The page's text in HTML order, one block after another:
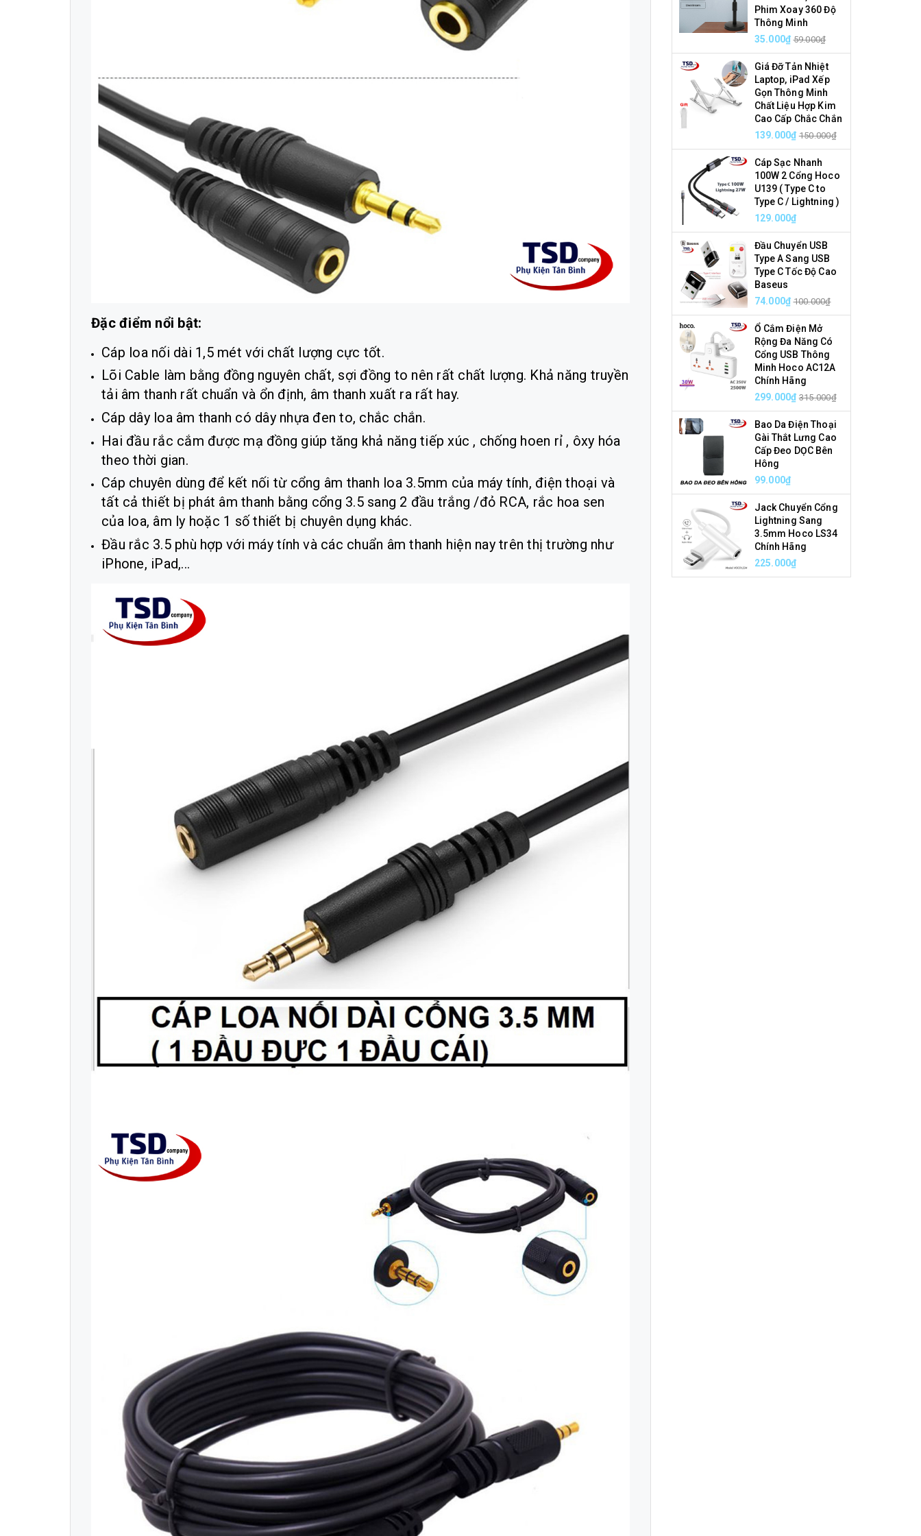
Đặc điểm nổi bật:
Cáp loa nối dài 1,5 mét với chất lượng cực tốt.
Lõi Cable làm bằng đồng nguyên chất, sợi đồng to nên rất chất lượng. Khả năng truyền
tải âm thanh rất chuẩn và ổn định, âm thanh xuất ra rất hay.
Cáp dây loa âm thanh có dây nhựa đen to, chắc chắn.
Hai đầu rắc cắm được mạ đồng giúp tăng khả năng tiếp xúc , chống hoen rỉ , ôxy hóa
theo thời gian.
Cáp chuyên dùng để kết nối từ cổng âm thanh loa 3.5mm của máy tính, điện thoại và
tất cả thiết bị phát âm thanh bằng cổng 3.5 sang 2 đầu trắng /đỏ RCA, rắc hoa sen
của loa, âm ly hoặc 1 số thiết bị chuyên dụng khác.
Đầu rắc 3.5 phù hợp với máy tính và các chuẩn âm thanh hiện nay trên thị trường như
iPhone, iPad,...
Phim Xoay 360 Độ
Thông Minh
35.000₫ 59.000₫
Giá Đỡ Tản Nhiệt
Laptop, iPad Xếp
Gọn Thông Minh
Chất Liệu Hợp Kim
Cao Cấp Chắc Chắn
139.000₫ 150.000₫
Cáp Sạc Nhanh
100W 2 Cổng Hoco
U139 ( Type C to
Type C / Lightning )
129.000₫
Đầu Chuyển USB
Type A Sang USB
Type C Tốc Độ Cao
Baseus
74.000₫ 100.000₫
Ổ Cắm Điện Mở
Rộng Đa Năng Có
Cổng USB Thông
Minh Hoco AC12A
Chính Hãng
299.000₫ 315.000₫
Bao Da Điện Thoại
Gài Thắt Lưng Cao
Cấp Đeo DỌC Bên
Hông
99.000₫
Jack Chuyển Cổng
Lightning Sang
3.5mm Hoco LS34
Chính Hãng
225.000₫